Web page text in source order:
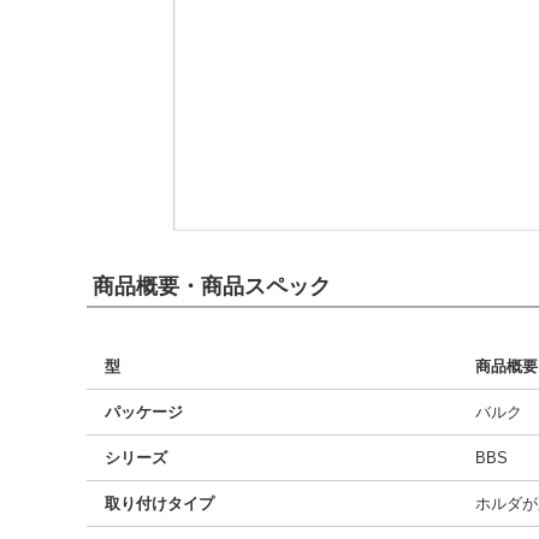
商品概要・商品スペック
型 商品概要
パッケージ バルク
シリーズ BBS
取り付けタイプ ホルダ